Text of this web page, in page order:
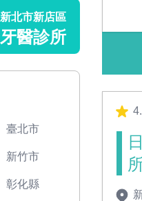
新北市新店區
牙醫診所
臺北市
新竹市
彰化縣